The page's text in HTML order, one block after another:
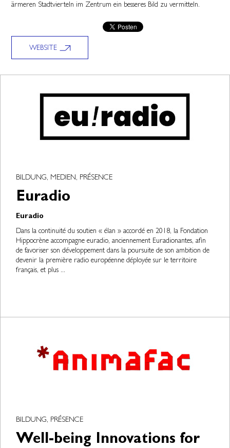
ärmeren Stadtvierteln im Zentrum ein besseres Bild zu vermitteln.
WEBSITE
BILDUNG, MEDIEN, PRÉSENCE
Euradio
Euradio
Dans la continuité du soutien « élan » accordé en 2018, la Fondation
Hippocrène accompagne euradio, anciennement Euradionantes, afin
de favoriser son développement dans la poursuite de son ambition de
devenir la première radio européenne déployée sur le territoire
français, et plus ...
BILDUNG, PRÉSENCE
Well-being Innovations for